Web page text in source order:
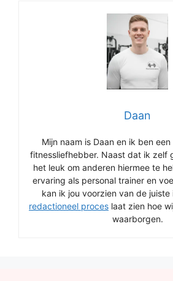
Daan
Mijn naam is Daan en ik ben
fitnessliefhebber. Naast dat ik zelf
het leuk om anderen hiermee te
ervaring als personal trainer en
kan ik jou voorzien van de juiste
redactioneel proces laat zien hoe
waarborgen.